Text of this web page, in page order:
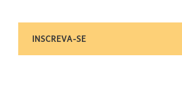
INSCREVA-SE